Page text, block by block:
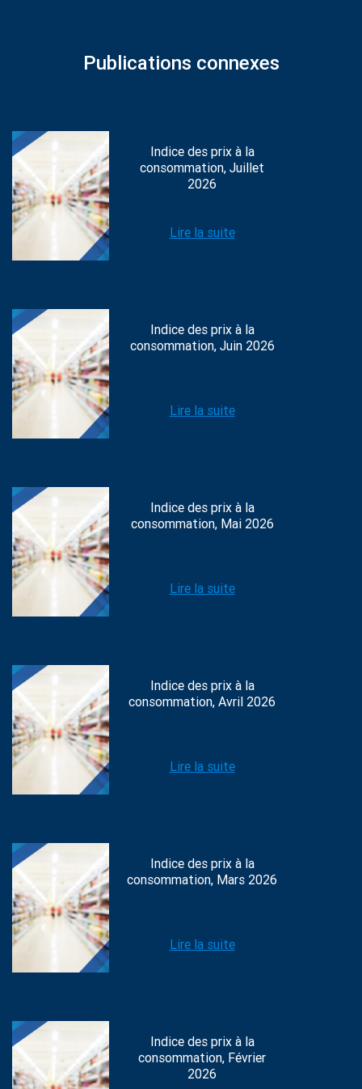
Publications connexes
Indice des prix à la
consommation, Juillet
2026
Lire la suite
Indice des prix à la
consommation, Juin 2026
Lire la suite
Indice des prix à la
consommation, Mai 2026
Lire la suite
Indice des prix à la
consommation, Avril 2026
Lire la suite
Indice des prix à la
consommation, Mars 2026
Lire la suite
Indice des prix à la
consommation, Février
2026